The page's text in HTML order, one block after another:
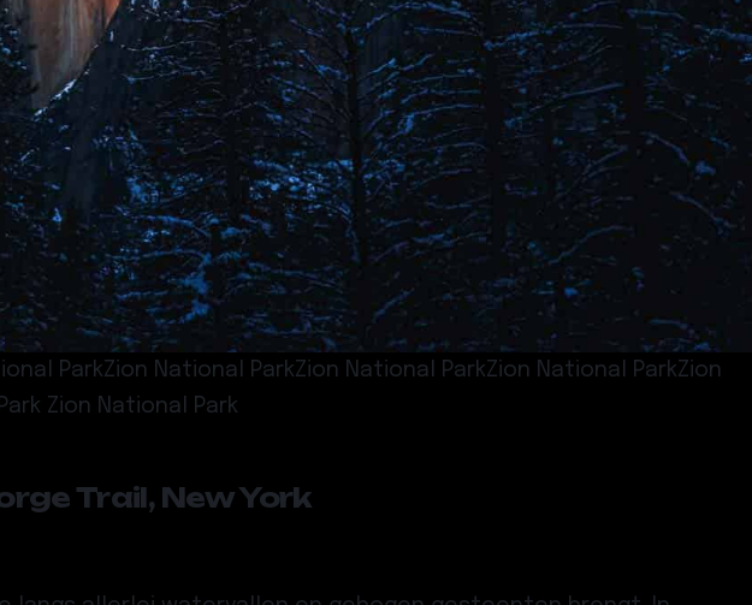
ParkZion National ParkZion National ParkZion National ParkZion
Zion National Park
Trail, New York